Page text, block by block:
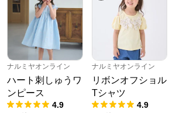
ナルミヤオンライン
ハート刺しゅうワ
ンピース
4.9
ナルミヤオンライン
リボンオフショル
Tシャツ
4.9